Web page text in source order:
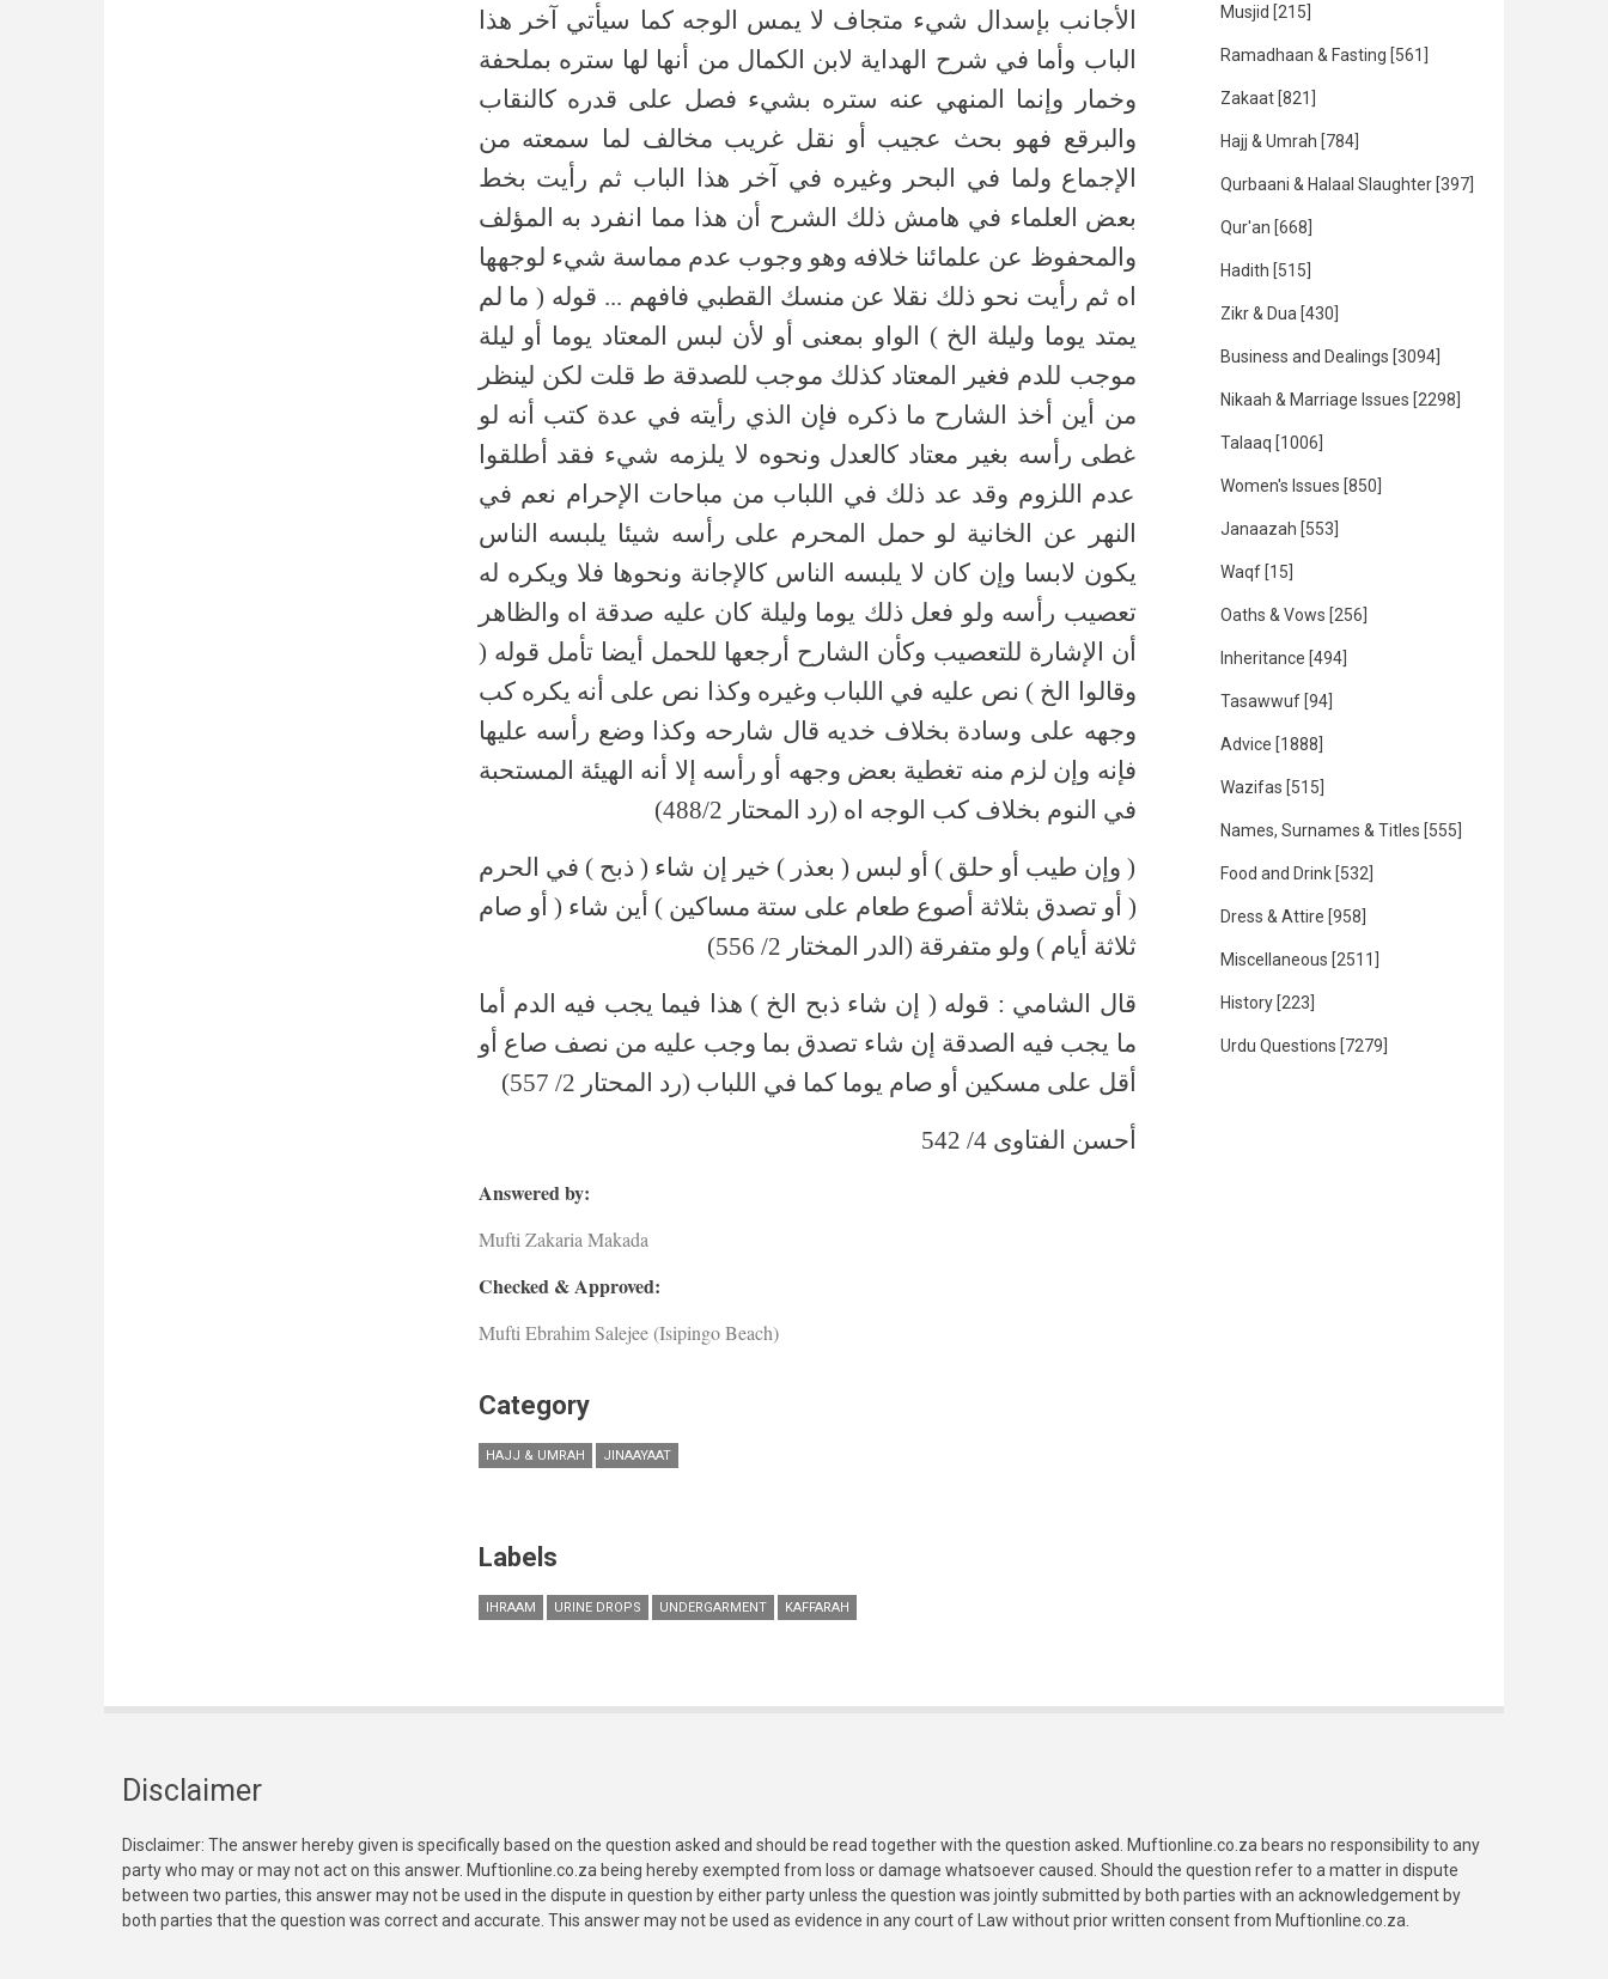
الأجانب بإسدال شيء متجاف لا يمس الوجه كما سيأتي آخر هذا
الباب وأما في شرح الهداية لابن الكمال من أنها لها ستره بملحفة
وخمار وإنما المنهي عنه ستره بشيء فصل على قدره كالنقاب
والبرقع فهو بحث عجيب أو نقل غريب مخالف لما سمعته من
الإجماع ولما في البحر وغيره في آخر هذا الباب ثم رأيت بخط
بعض العلماء في هامش ذلك الشرح أن هذا مما انفرد به المؤلف
والمحفوظ عن علمائنا خلافه وهو وجوب عدم مماسة شيء لوجهها
اه ثم رأيت نحو ذلك نقلا عن منسك القطبي فافهم ... قوله ( ما لم
يمتد يوما وليلة الخ ) الواو بمعنى أو لأن لبس المعتاد يوما أو ليلة
موجب للدم فغير المعتاد كذلك موجب للصدقة ط قلت لكن لينظر
من أين أخذ الشارح ما ذكره فإن الذي رأيته في عدة كتب أنه لو
غطى رأسه بغير معتاد كالعدل ونحوه لا يلزمه شيء فقد أطلقوا
عدم اللزوم وقد عد ذلك في اللباب من مباحات الإحرام نعم في
النهر عن الخانية لو حمل المحرم على رأسه شيئا يلبسه الناس
يكون لابسا وإن كان لا يلبسه الناس كالإجانة ونحوها فلا ويكره له
تعصيب رأسه ولو فعل ذلك يوما وليلة كان عليه صدقة اه والظاهر
أن الإشارة للتعصيب وكأن الشارح أرجعها للحمل أيضا تأمل قوله (
وقالوا الخ ) نص عليه في اللباب وغيره وكذا نص على أنه يكره كب
وجهه على وسادة بخلاف خديه قال شارحه وكذا وضع رأسه عليها
فإنه وإن لزم منه تغطية بعض وجهه أو رأسه إلا أنه الهيئة المستحبة
في النوم بخلاف كب الوجه اه (رد المحتار 488/2)
( وإن طيب أو حلق ) أو لبس ( بعذر ) خير إن شاء ( ذبح ) في الحرم
( أو تصدق بثلاثة أصوع طعام على ستة مساكين ) أين شاء ( أو صام
ثلاثة أيام ) ولو متفرقة (الدر المختار 2/ 556)
قال الشامي : قوله ( إن شاء ذبح الخ ) هذا فيما يجب فيه الدم أما
ما يجب فيه الصدقة إن شاء تصدق بما وجب عليه من نصف صاع أو
أقل على مسكين أو صام يوما كما في اللباب (رد المحتار 2/ 557)
أحسن الفتاوى 4/ 542
Answered by:
Mufti Zakaria Makada
Checked & Approved:
Mufti Ebrahim Salejee (Isipingo Beach)
Category
HAJJ & UMRAH JINAAYAAT
Labels
IHRAAM URINE DROPS UNDERGARMENT KAFFARAH
Musjid [215]
Ramadhaan & Fasting [561]
Zakaat [821]
Hajj & Umrah [784]
Qurbaani & Halaal Slaughter [397]
Qur'an [668]
Hadith [515]
Zikr & Dua [430]
Business and Dealings [3094]
Nikaah & Marriage Issues [2298]
Talaaq [1006]
Women's Issues [850]
Janaazah [553]
Waqf [15]
Oaths & Vows [256]
Inheritance [494]
Tasawwuf [94]
Advice [1888]
Wazifas [515]
Names, Surnames & Titles [555]
Food and Drink [532]
Dress & Attire [958]
Miscellaneous [2511]
History [223]
Urdu Questions [7279]
Disclaimer
Disclaimer: The answer hereby given is specifically based on the question asked and should be read together with the question asked. Muftionline.co.za bears no responsibility to any
party who may or may not act on this answer. Muftionline.co.za being hereby exempted from loss or damage whatsoever caused. Should the question refer to a matter in dispute
between two parties, this answer may not be used in the dispute in question by either party unless the question was jointly submitted by both parties with an acknowledgement by
both parties that the question was correct and accurate. This answer may not be used as evidence in any court of Law without prior written consent from Muftionline.co.za.